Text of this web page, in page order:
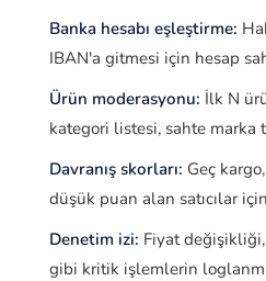
Banka hesabı eşleştirme:
IBAN'a gitmesi için hesap
Ürün moderasyonu: İlk N
kategori listesi, sahte marka
Davranış skorları: Geç
düşük puan alan satıcılar
Denetim izi: Fiyat
gibi kritik işlemlerin